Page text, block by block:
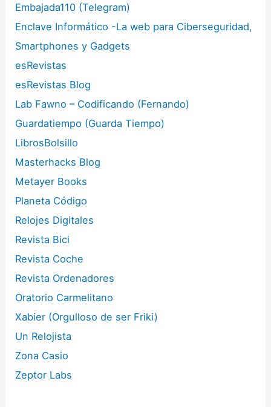
Embajada110 (Telegram)
Enclave Informático -La web para Ciberseguridad,
Smartphones y Gadgets
esRevistas
esRevistas Blog
Lab Fawno – Codificando (Fernando)
Guardatiempo (Guarda Tiempo)
LibrosBolsillo
Masterhacks Blog
Metayer Books
Planeta Código
Relojes Digitales
Revista Bici
Revista Coche
Revista Ordenadores
Oratorio Carmelitano
Xabier (Orgulloso de ser Friki)
Un Relojista
Zona Casio
Zeptor Labs